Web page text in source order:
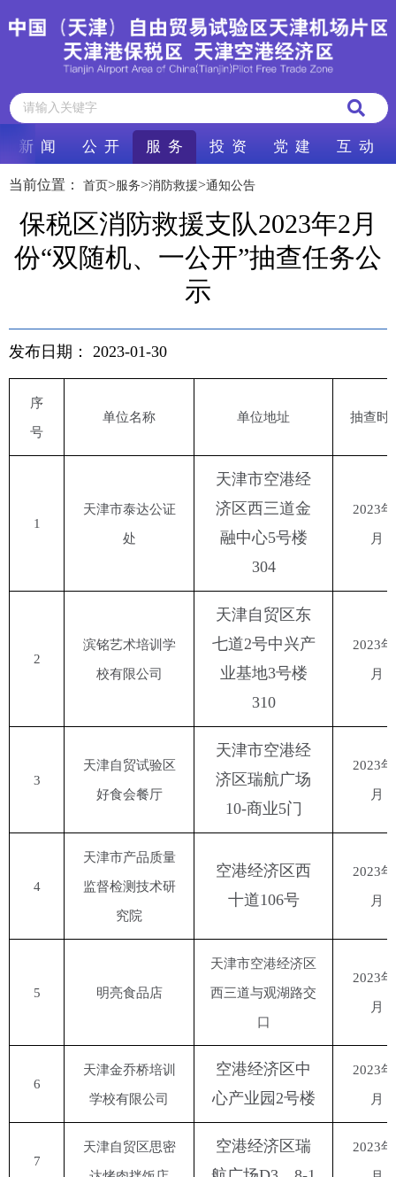
新 闻 公 开 服 务 投 资 党 建 互 动
当前位置： 首页>服务>消防救援>通知公告
保税区消防救援支队2023年2月
份“双随机、一公开”抽查任务公
示
发布日期： 2023-01-30
序
号
单位名称 单位地址 抽查时
1
天津市泰达公证
处
天津市空港经
济区西三道金
融中心5号楼
304
2023
月
2
滨铭艺术培训学
校有限公司
天津自贸区东
七道2号中兴产
业基地3号楼
310
2023
月
3
天津自贸试验区
好食会餐厅
天津市空港经
济区瑞航广场
10-商业5门
2023
月
4
天津市产品质量
监督检测技术研
究院
空港经济区西
十道106号
2023
月
5 明亮食品店
天津市空港经济区
西三道与观湖路交
口
2023
月
6
天津金乔桥培训
学校有限公司
空港经济区中
心产业园 2号楼
2023
月
7
天津自贸区思密
空港经济区瑞
2023